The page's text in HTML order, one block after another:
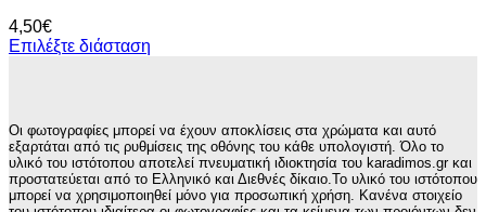
4,50€
Επιλέξτε διάσταση
Οι φωτογραφίες μπορεί να έχουν αποκλίσεις στα χρώματα και αυτό
εξαρτάται από τις ρυθμίσεις της οθόνης του κάθε υπολογιστή. Όλο το
υλικό του ιστότοπου αποτελεί πνευματική ιδιοκτησία του karadimos.gr και
προστατεύεται από το Ελληνικό και Διεθνές δίκαιο.Το υλικό του ιστότοπου
μπορεί να χρησιμοποιηθεί μόνο για προσωπική χρήση. Κανένα στοιχείο